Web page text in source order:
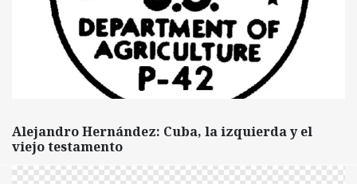
Alejandro Hernández: Cuba, la izquierda y el
viejo testamento